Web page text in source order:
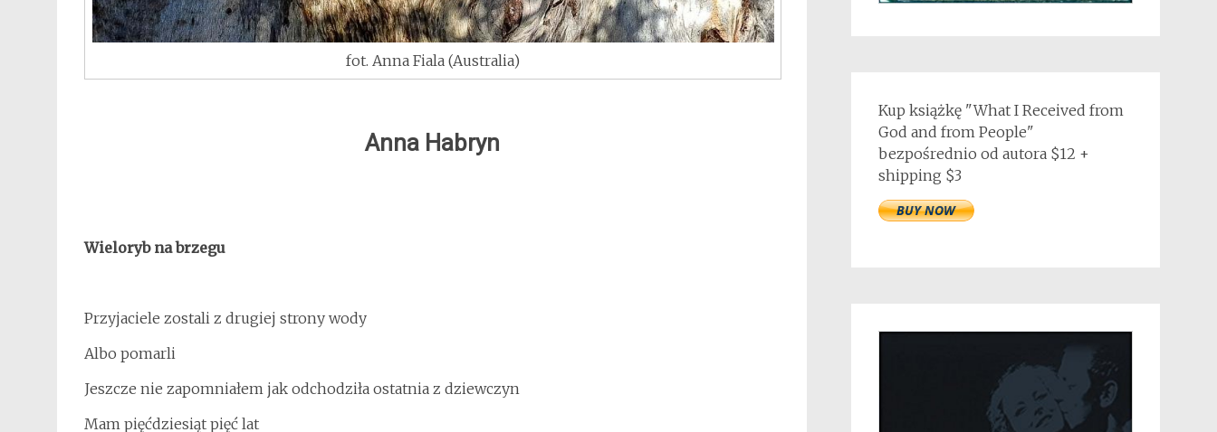
fot. Anna Fiala (Australia)
Anna Habryn
Wieloryb na brzegu
Przyjaciele zostali z drugiej strony wody
Albo pomarli
Jeszcze nie zapomniałem jak odchodziła ostatnia z dziewczyn
Mam pięćdziesiąt pięć lat
Kup książkę "What I Received from
God and from People"
bezpośrednio od autora $12 +
shipping $3